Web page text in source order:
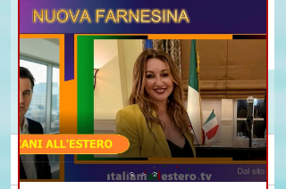
Commenti